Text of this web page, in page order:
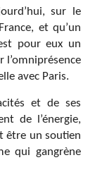
sur le
et qu’un
pour eux un
avec Paris.
et de ses
de l’énergie,
être un soutien
qui gangrène